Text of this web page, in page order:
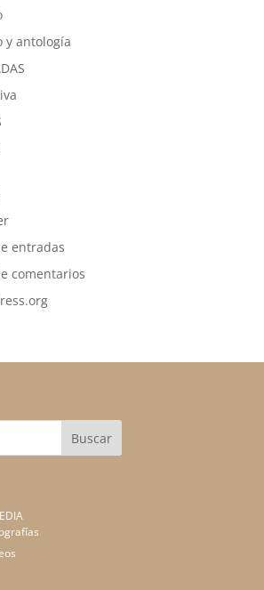
y antología
entradas
comentarios